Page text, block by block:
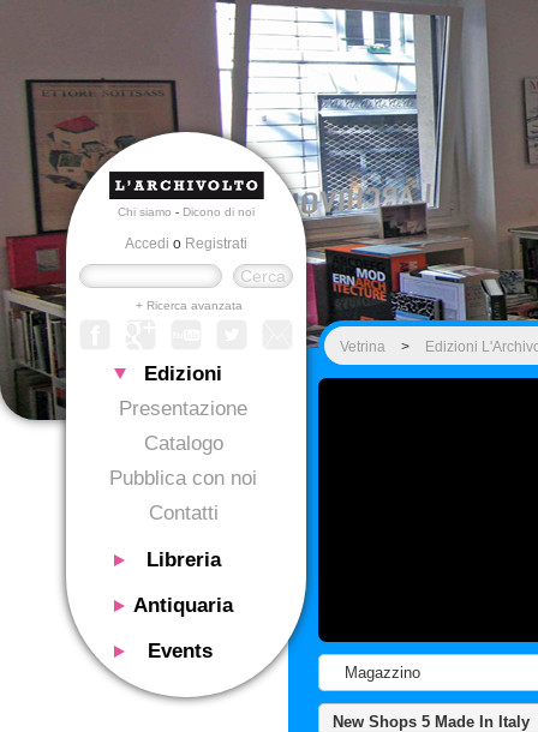
Chi siamo - Dicono di noi
Accedi o Registrati
+ Ricerca avanzata
Edizioni
Presentazione
Catalogo
Pubblica con noi
Contatti
Libreria
Presentazione
Servizi
Riviste
Antiquaria
Presentazione
Si acquistano
Events
Presentazione
Vetrina > Edizioni
Magazzino
New Shops 5 Made In Italy